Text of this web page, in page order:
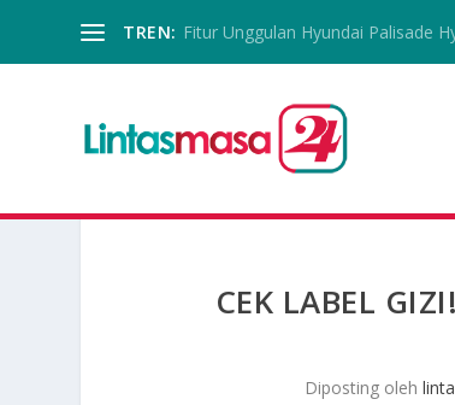
TREN: Fitur Unggulan Hyundai Palisade
CEK LABEL
Diposting oleh